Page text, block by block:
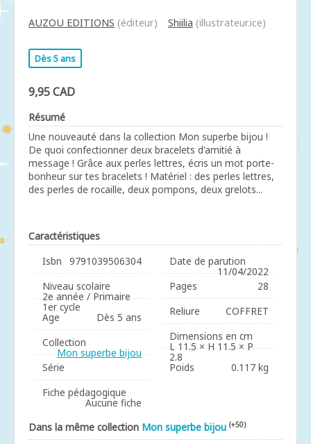
AUZOU EDITIONS (éditeur) Shiilia (illustrateur.ice)
Dès 5 ans
9,95 CAD
Résumé
Une nouveauté dans la collection Mon superbe bijou !
De quoi confectionner deux bracelets d'amitié à
message ! Grâce aux perles lettres, écris un mot porte-
bonheur sur tes bracelets ! Matériel : des perles lettres,
des perles de rocaille, deux pompons, deux grelots...
Caractéristiques
Isbn
9791039506304
Niveau scolaire
2e année / Primaire
1er cycle
Age
Dès 5 ans
Collection
Mon superbe bijou
Série
Fiche pédagogique
Aucune fiche
Date de parution
11/04/2022
Pages
28
Reliure
COFFRET
Dimensions en cm
L 11.5 × H 11.5 × P
2.8
Poids 0.117 kg
Dans la même collection Mon superbe bijou (+50)